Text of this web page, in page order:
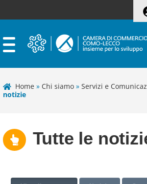
Home » Chi siamo » Servizi e
notizie
Tutte le